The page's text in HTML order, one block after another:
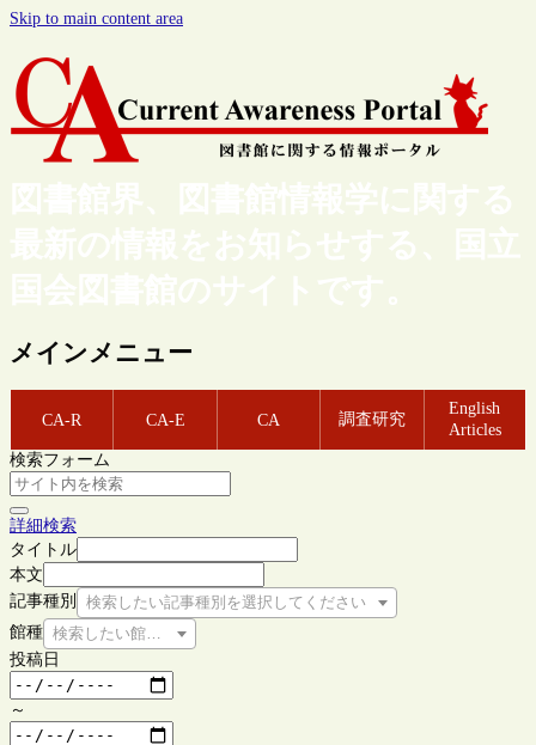
Skip to main content area
図書館界、図書館情報学に関する
最新の情報をお知らせする、国立
国会図書館のサイトです。
メインメニュー
CA-R CA-E CA 調査研究
English
Articles
検索フォーム
詳細検索
タイトル
本文
記事種別
検索したい記事種別を選択してください
館種 検索したい館種を選択してください
投稿日
～